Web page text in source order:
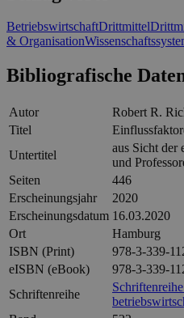
BetriebswirtschaftDrittmittel
& Organisation
Bibliografische
Autor
Robert R.
Titel
Untertitel
aus Sicht der
und
Seiten
446
Erscheinungsjahr
2020
Erscheinungsdatum 16.03.2020
Ort
Hamburg
ISBN (Print)
978-3-339-
eISBN (eBook)
978-3-339-
Schriftenreihe